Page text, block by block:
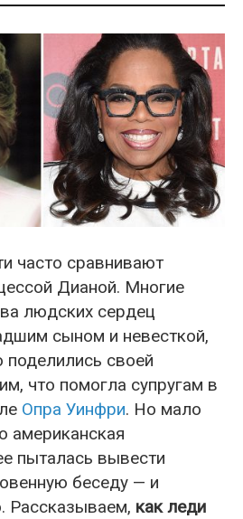
часто сравнивают
Дианой. Многие
людских сердец
сыном и невесткой,
поделились своей
что помогла супругам в
Опра Уинфри. Но мало
американская
пыталась вывести
беседу — и
Рассказываем, как леди